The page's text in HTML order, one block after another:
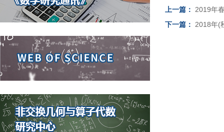
上一篇： 2019年
下一篇： 2018年(